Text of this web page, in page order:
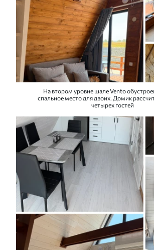
На втором уровне шале Vento
спальное место для двоих. Домик
четырех гостей